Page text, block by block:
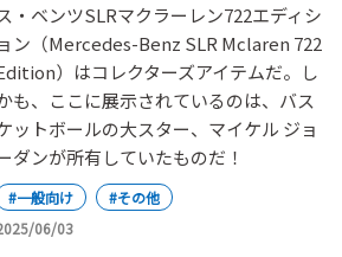
・ベンツSLRマクラーレン722エディシ
ョン（Mercedes-Benz SLR Mclaren 722
）はコレクターズアイテムだ。し
も、ここに展示されているのは、バス
ットボールの大スター、マイケル ジョ
ダンが所有していたものだ！
#一般向け
#その他
06/03